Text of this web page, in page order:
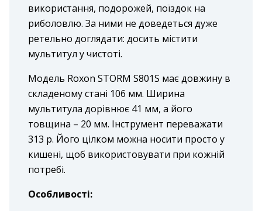
використання, подорожей, поїздок на
риболовлю. За ними не доведеться дуже
ретельно доглядати: досить містити
мультитул у чистоті.
Модель Roxon STORM S801S має довжину в
складеному стані 106 мм. Ширина
мультитула дорівнює 41 мм, а його
товщина – 20 мм. Інструмент переважати
313 р. Його цілком можна носити просто у
кишені, щоб використовувати при кожній
потребі.
Особливості: